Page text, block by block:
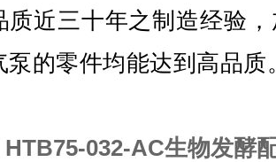
质近三十年之制造经验
泵的零件均能达到高品
HTB75-032-AC生物发酵